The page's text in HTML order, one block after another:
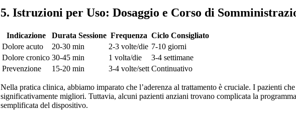
5. Istruzioni per Uso: Dosaggio e Corso di
Indicazione Durata Sessione Frequenza Ciclo Consigliato
Dolore acuto
20-30 min 2-3 volte/die 7-10 giorni
Dolore cronico 30-45 min 1 volta/die
3-4 settimane
Prevenzione
15-20 min 3-4 volte/sett Continuativo
Nella pratica clinica, abbiamo imparato che l’aderenza al trattamento è cruciale. I pazienti
significativamente migliori. Tuttavia, alcuni pazienti anziani trovano complicata la
semplificata del dispositivo.